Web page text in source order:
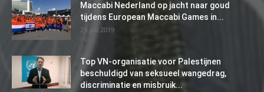
Maccabi Nederland op jacht naar goud
tijdens European Maccabi Games in...
29 juli 2019
Top VN-organisatie voor Palestijnen
beschuldigd van seksueel wangedrag,
discriminatie en misbruik...